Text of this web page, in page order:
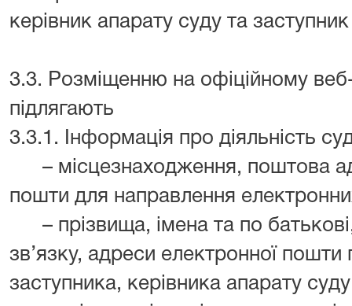
керівник апарату суду та
3.3. Розміщенню на офіційному
підлягають
3.3.1. Інформація про діяльність
– місцезнаходження, поштова
пошти для направлення
– прізвища, імена та по
зв’язку, адреси електронної пошти
заступника, керівника апарату